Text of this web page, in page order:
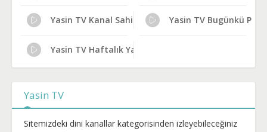
Yasin TV Kanal Sahibi Kim? Yasin TV Bugünkü
Yasin TV Haftalık Yayın Planı
Yasin TV
Sitemizdeki dini kanallar kategorisinden izleyebileceğiniz